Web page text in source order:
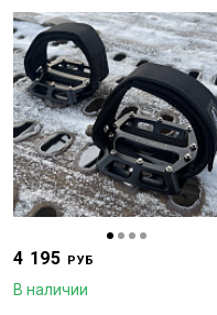
4 195 РУБ
В наличии